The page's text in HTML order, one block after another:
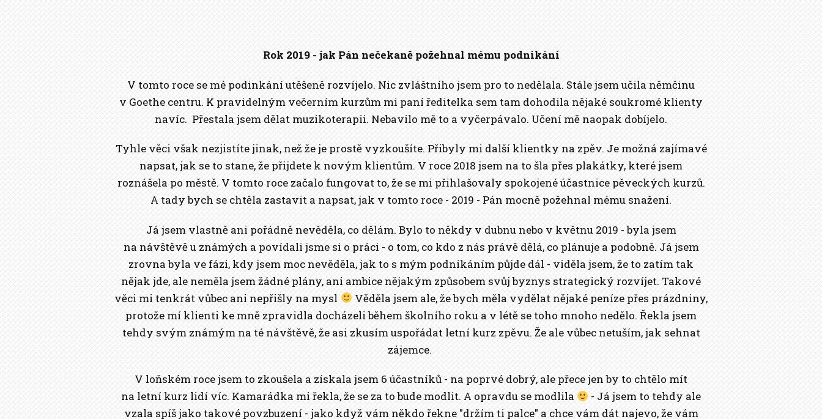
Rok 2019 - jak Pán nečekaně požehnal mému podnikání
V tomto roce se mé podinkání utěšeně rozvíjelo. Nic zvláštního jsem pro to nedělala. Stále jsem učila němčinu
v Goethe centru. K pravidelným večerním kurzům mi paní ředitelka sem tam dohodila nějaké soukromé klienty
navíc. Přestala jsem dělat muzikoterapii. Nebavilo mě to a vyčerpávalo. Učení mě naopak dobíjelo.
Tyhle věci však nezjistíte jinak, než že je prostě vyzkoušíte. Přibyly mi další klientky na zpěv. Je možná zajímavé
napsat, jak se to stane, že přijdete k novým klientům. V roce 2018 jsem na to šla přes plakátky, které jsem
roznášela po městě. V tomto roce začalo fungovat to, že se mi přihlašovaly spokojené účastnice pěveckých kurzů.
A tady bych se chtěla zastavit a napsat, jak v tomto roce - 2019 - Pán mocně požehnal mému snažení.
Já jsem vlastně ani pořádně nevěděla, co dělám. Bylo to někdy v dubnu nebo v květnu 2019 - byla jsem
na návštěvě u známých a povídali jsme si o práci - o tom, co kdo z nás právě dělá, co plánuje a podobně. Já jsem
zrovna byla ve fázi, kdy jsem moc nevěděla, jak to s mým podnikáním půjde dál - viděla jsem, že to zatím tak
nějak jde, ale neměla jsem žádné plány, ani ambice nějakým způsobem svůj byznys strategický rozvíjet. Takové
věci mi tenkrát vůbec ani nepřišly na mysl
Věděla jsem ale, že bych měla vydělat nějaké peníze přes prázdniny,
protože mí klienti ke mně zpravidla docházeli během školního roku a v létě se toho mnoho nedělo. Řekla jsem
tehdy svým známým na té návštěvě, že asi zkusím uspořádat letní kurz zpěvu. Že ale vůbec netuším, jak sehnat
zájemce.
V loňském roce jsem to zkoušela a získala jsem 6 účastníků - na poprvé dobrý, ale přece jen by to chtělo mít
na letní kurz lidí víc. Kamarádka mi řekla, že se za to bude modlit. A opravdu se modlila
- Já jsem to tehdy ale
vzala spíš jako takové povzbuzení - jako když vám někdo řekne "držím ti palce" a chce vám dát najevo, že vám